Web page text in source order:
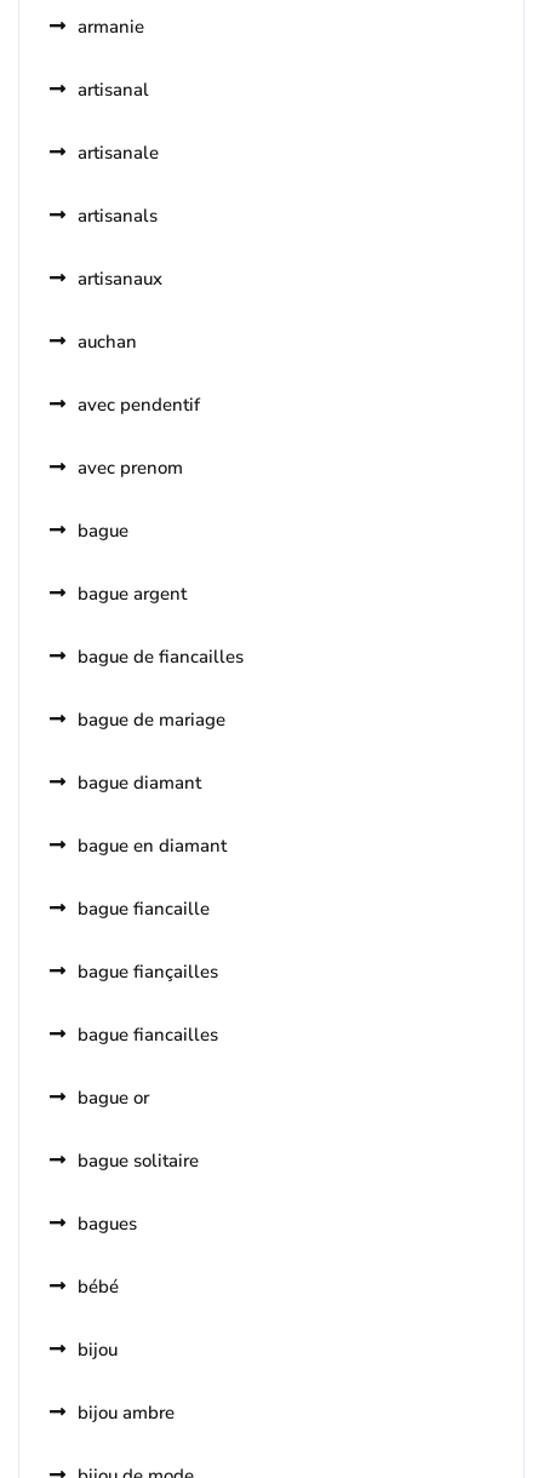
armanie
artisanal
artisanale
artisanals
artisanaux
auchan
avec pendentif
avec prenom
bague
bague argent
bague de fiancailles
bague de mariage
bague diamant
bague en diamant
bague fiancaille
bague fiançailles
bague fiancailles
bague or
bague solitaire
bagues
bébé
bijou
bijou ambre